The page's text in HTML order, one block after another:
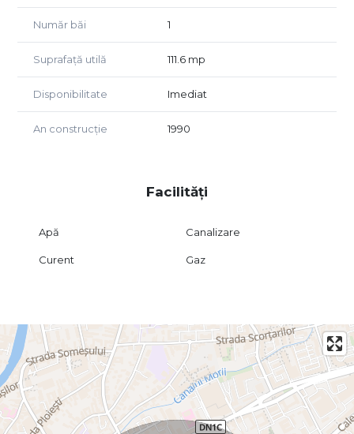
bine conectate din Cluj-Napoca, aflata in imediata
apropiere a centrului orasului, a mijloacelor de transport in
comun, institutii de interes si puncte comerciale de
referinta, ceea ce confera spatiului vizibilitate maxima si
un potential excelent pentru orice tip de activitate.
Pentru mai multe detalii si programarea unei vizionari,
Număr băi 1
Suprafață utilă 111.6 mp
Disponibilitate Imediat
An construcție 1990
Facilități
Apă Canalizare
Curent Gaz